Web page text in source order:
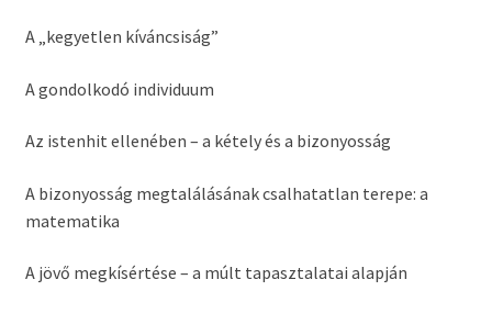
A „kegyetlen kíváncsiság”
A gondolkodó individuum
Az istenhit ellenében – a kétely és a bizonyosság
A bizonyosság megtalálásának csalhatatlan terepe: a
matematika
A jövő megkísértése – a múlt tapasztalatai alapján